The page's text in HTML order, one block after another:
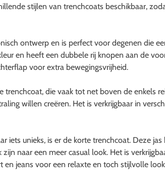
stijlen van trenchcoats beschikbaar,
ontwerp en is perfect voor degenen die
en heeft een dubbele rij knopen aan de
voor extra bewegingsvrijheid.
trenchcoat, die vaak tot net boven de enkels
willen creëren. Het is verkrijgbaar in
iets unieks, is er de korte trenchcoat. Deze
naar een meer casual look. Het is
en jeans voor een relaxte en toch stijlvolle